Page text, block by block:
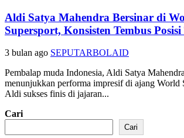
Aldi Satya Mahendra Bersinar di
Supersport, Konsisten Tembus Posisi
3 bulan ago SEPUTARBOLAID
Pembalap muda Indonesia, Aldi Satya
menunjukkan performa impresif di ajang World
Aldi sukses finis di jajaran...
Cari
Cari